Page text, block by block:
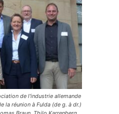
de l'industrie allemande
la réunion à Fulda (de g. à dr.)